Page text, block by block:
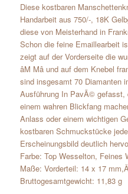
Diese kostbaren
Handarbeit aus 750/-, 18K
diese von Meisterhand in
Schon die feine Emaillearbeit
zeigt auf der Vorderseite die
âM Mâ und auf dem
sind insgesamt 70 Diamanten
Ausführung In PavÃ© gefasst,
einem wahren Blickfang
Anlass oder einem wichtigen
kostbaren Schmuckstücke
Erscheinungsbild deutlich
Farbe: Top Wesselton, Feines
Maße: Vorderteil: 14 x 17
Bruttogesamtgewicht: 11,83 g